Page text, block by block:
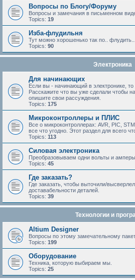
Вопросы по Блогу/Форуму
Вопросы и замечания в письменном
Topics: 19
Изба-флудильня
Тут можно хорошенько так по.. флудить...
Topics: 90
Электроника
Для начинающих
Если вы - начинающий в электронике, то
Расскажите что вы уже сделали чтобы
опишите свои рассуждения.
Topics: 175
Микроконтроллеры и ПЛИС
Все о микроконтроллерах: AVR, PIC,
все что угодно. Этот раздел для всего
Topics: 113
Силовая электроника
Преобразовываем одни вольты и
Topics: 45
Где заказать?
Где заказать, чтобы выточили/
доставабельности деталей.
Topics: 39
Технологии и
Altium Designer
Вопросы по этому замечательному
Topics: 199
Оборудование
Техника, которую выбираем мы.
Topics: 25